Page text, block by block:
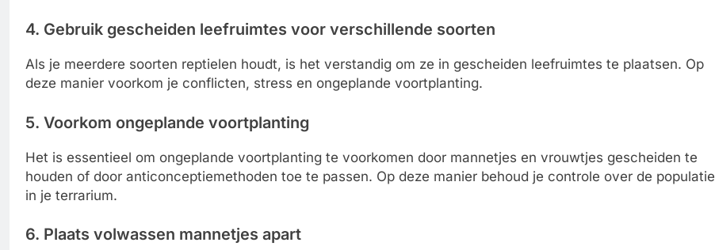
4. Gebruik gescheiden leefruimtes voor verschillende soorten
Als je meerdere soorten reptielen houdt, is het verstandig om ze in gescheiden leefruimtes te plaatsen. Op
deze manier voorkom je conflicten, stress en ongeplande voortplanting.
5. Voorkom ongeplande voortplanting
Het is essentieel om ongeplande voortplanting te voorkomen door mannetjes en vrouwtjes gescheiden te
houden of door anticonceptiemethoden toe te passen. Op deze manier behoud je controle over de populatie
in je terrarium.
6. Plaats volwassen mannetjes apart